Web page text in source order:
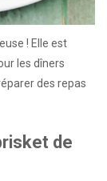
! Elle est
les dîners
des repas
de